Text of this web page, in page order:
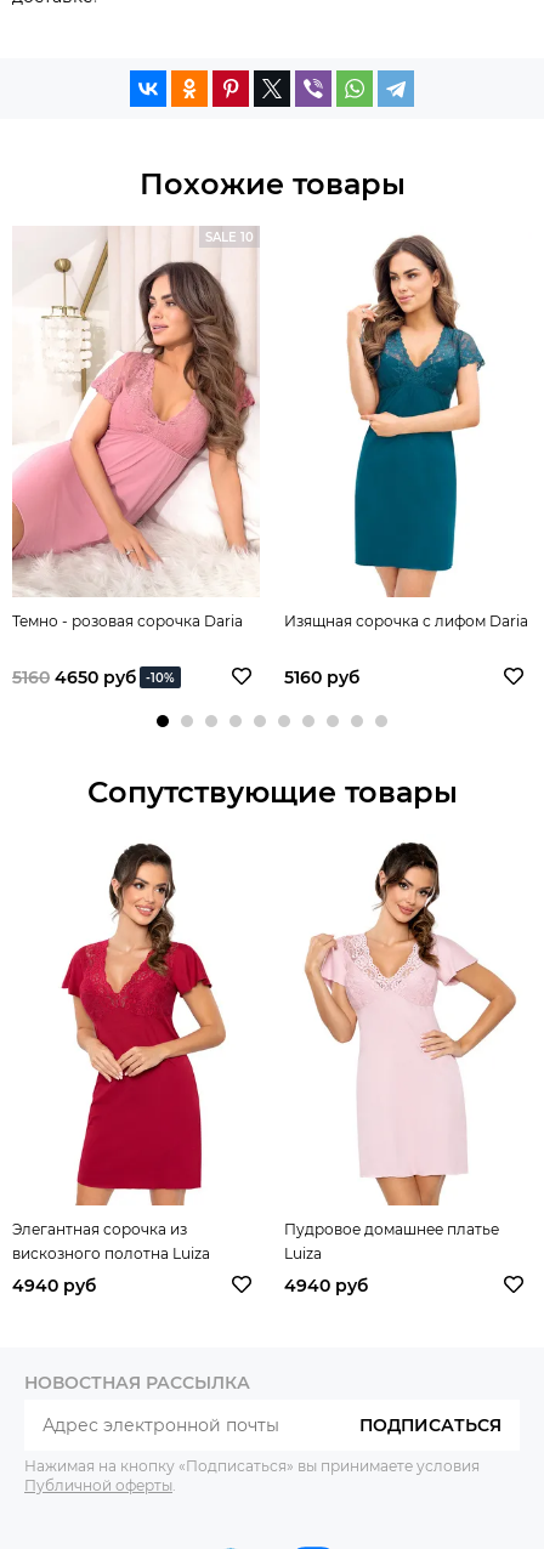
Похожие товары
SALE 10
Темно - розовая сорочка Daria
5160 4650 руб -10%
Изящная сорочка с лифом Daria
5160 руб
Сопутствующие товары
Элегантная сорочка из
вискозного полотна Luiza
4940 руб
Пудровое домашнее платье
Luiza
4940 руб
НОВОСТНАЯ РАССЫЛКА
ПОДПИСАТЬСЯ
Нажимая на кнопку «Подписаться» вы принимаете условия
Публичной оферты